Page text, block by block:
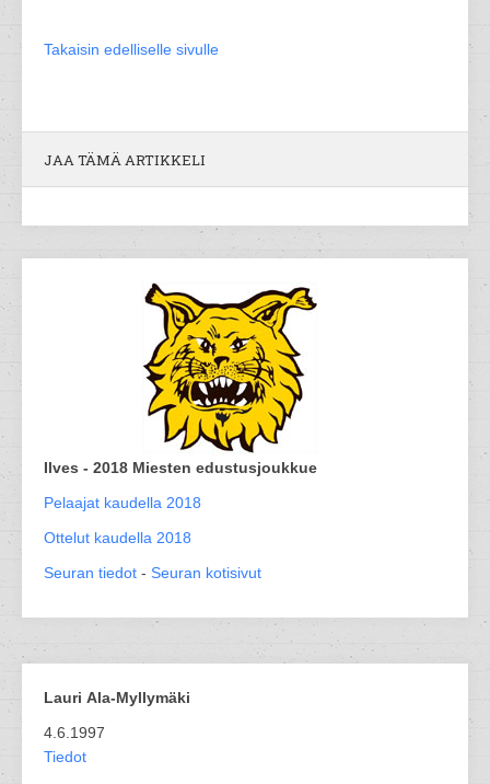
Takaisin edelliselle sivulle
JAA TÄMÄ ARTIKKELI
Ilves - 2018 Miesten edustusjoukkue
Pelaajat kaudella 2018
Ottelut kaudella 2018
Seuran tiedot - Seuran kotisivut
Lauri Ala-Myllymäki
4.6.1997
Tiedot